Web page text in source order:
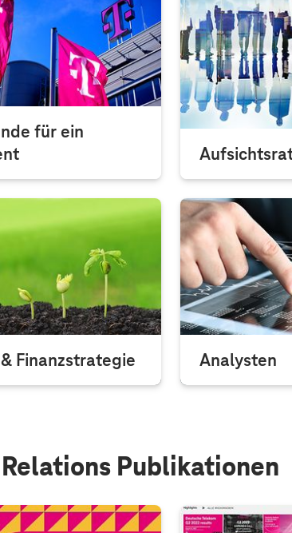
für ein
Dividende,
des Konzerns
sind nur
für ein
Hier finden Sie
Aufsichtsrats
Telekom AG.
Finanzstrategie
alle Informationen zu
Analysten
Die Deutsche
(Coverage).
Publikationen